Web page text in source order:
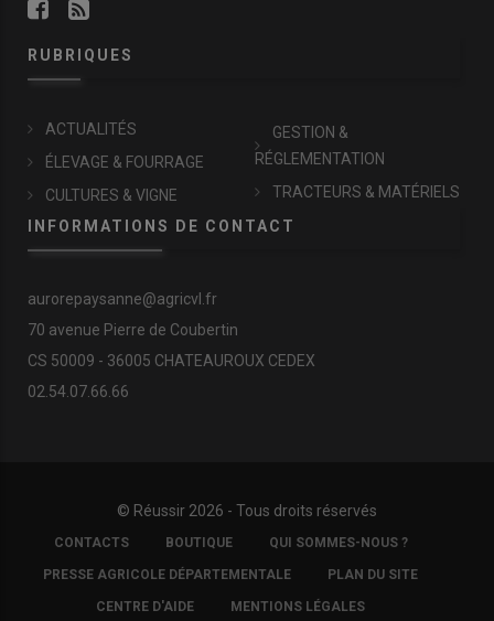
RUBRIQUES
ACTUALITÉS
ÉLEVAGE & FOURRAGE
CULTURES & VIGNE
GESTION &
RÉGLEMENTATION
TRACTEURS & MATÉRIELS
INFORMATIONS DE CONTACT
aurorepaysanne@agricvl.fr
70 avenue Pierre de Coubertin
CS 50009 - 36005 CHATEAUROUX CEDEX
02.54.07.66.66
© Réussir 2026 - Tous droits réservés
FOOTER
COPYRIGHT
CONTACTS BOUTIQUE QUI SOMMES-NOUS ?
PRESSE AGRICOLE DÉPARTEMENTALE PLAN DU SITE
CENTRE D'AIDE MENTIONS LÉGALES